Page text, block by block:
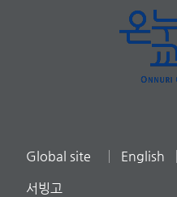
Global site English
서빙고